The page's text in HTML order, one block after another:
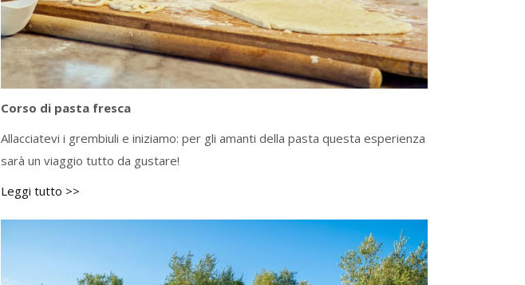
Corso di pasta fresca
Allacciatevi i grembiuli e iniziamo: per gli amanti della pasta questa esperienza
sarà un viaggio tutto da gustare!
Leggi tutto >>